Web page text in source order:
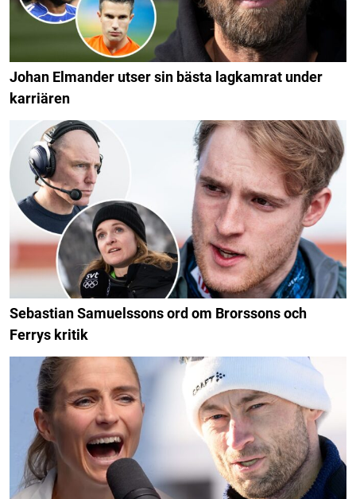
Johan Elmander utser sin bästa lagkamrat under
karriären
Sebastian Samuelssons ord om Brorssons och
Ferrys kritik